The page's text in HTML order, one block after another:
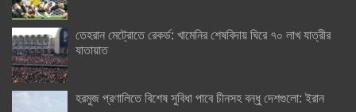
তেহরান মেট্রোতে রেকর্ড: খামেনির শেষবিদায় ঘিরে ৭০ লাখ যাত্রীর
যাতায়াত
হরমুজ প্রণালিতে বিশেষ সুবিধা পাবে চীনসহ বন্ধু দেশগুলো: ইরান